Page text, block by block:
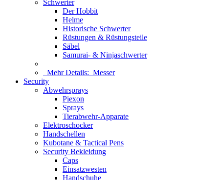
Schwerter
Der Hobbit
Helme
Historische Schwerter
Rüstungen & Rüstungsteile
Säbel
Samurai- & Ninjaschwerter
Mehr Details: Messer
Security
Abwehrsprays
Piexon
Sprays
Tierabwehr-Apparate
Elektroschocker
Handschellen
Kubotane & Tactical Pens
Security Bekleidung
Caps
Einsatzwesten
Handschuhe